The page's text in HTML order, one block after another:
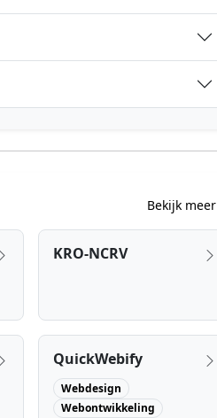
Bekijk meer
KRO-NCRV
QuickWebify
Webdesign
Webontwikkeling